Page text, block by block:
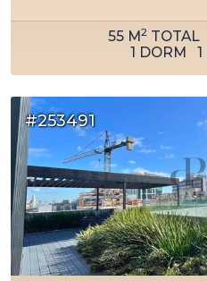
55 M2 TOTAL
1 DORM 1
#253491